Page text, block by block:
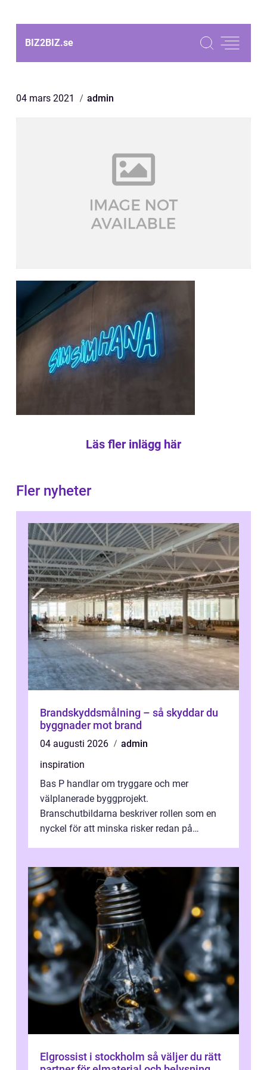
BIZ2BIZ.se
04 mars 2021 admin
Läs fler inlägg här
Fler nyheter
Brandskyddsmålning – så skyddar du
byggnader mot brand
04 augusti 2026
admin
inspiration
Bas P handlar om tryggare och mer
välplanerade byggprojekt.
Branschutbildarna beskriver rollen som en
nyckel för att minska risker redan på
Elgrossist i stockholm så väljer du rätt